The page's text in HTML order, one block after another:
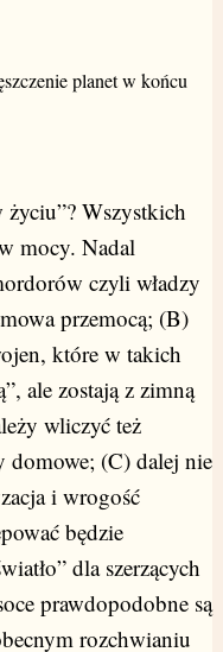
planet w końcu
Wszystkich
mocy. Nadal
czyli władzy
przemocą; (B)
które w takich
ale zostają z zimną
wliczyć też
domowe; (C) dalej nie
i wrogość
będzie
dla szerzących
prawdopodobne są
rozchwianiu